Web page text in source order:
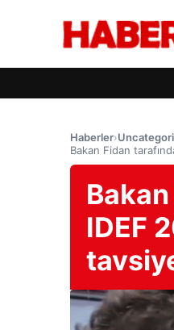
Haberler›
Bakan Fidan
IDEF